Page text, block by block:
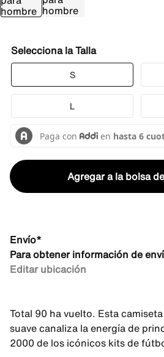
Talla
S
L
Agregar a la bolsa
Envío*
Para obtener información de
Editar ubicación
Total 90 ha vuelto. Esta
suave canaliza la energía de
2000 de los icónicos kits de